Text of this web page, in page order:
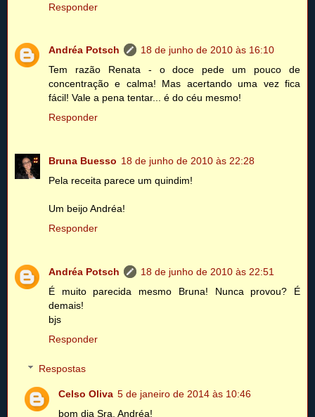
Responder
Andréa Potsch
18 de junho de 2010 às 16:10
Tem razão Renata - o doce pede um pouco de
concentração e calma! Mas acertando uma vez fica
fácil! Vale a pena tentar... é do céu mesmo!
Responder
Bruna Buesso 18 de junho de 2010 às 22:28
Pela receita parece um quindim!
Um beijo Andréa!
Responder
Andréa Potsch
18 de junho de 2010 às 22:51
É muito parecida mesmo Bruna! Nunca provou? É
demais!
bjs
Responder
Respostas
Celso Oliva 5 de janeiro de 2014 às 10:46
bom dia Sra. Andréa!